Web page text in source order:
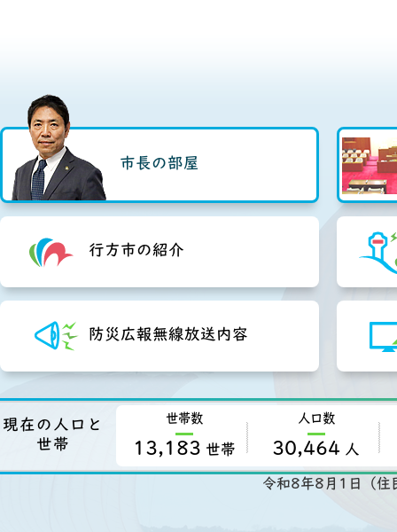
市長の部屋
行方市の紹介
防災広報無線放送内容
現在の人口と
世帯
世帯数
13,183 世帯
人口数
30,464 人
令和8年8月1日（住